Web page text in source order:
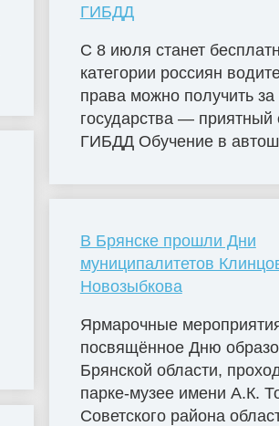
ГИБДД
С 8 июля станет
категории россиян
права можно получить за
государства — приятный
ГИБДД Обучение в
В Брянске прошли Дни
муниципалитетов
Новозыбкова
Ярмарочные
посвящённое Дню
Брянской области,
парке-музее имени А.К.
Советского района